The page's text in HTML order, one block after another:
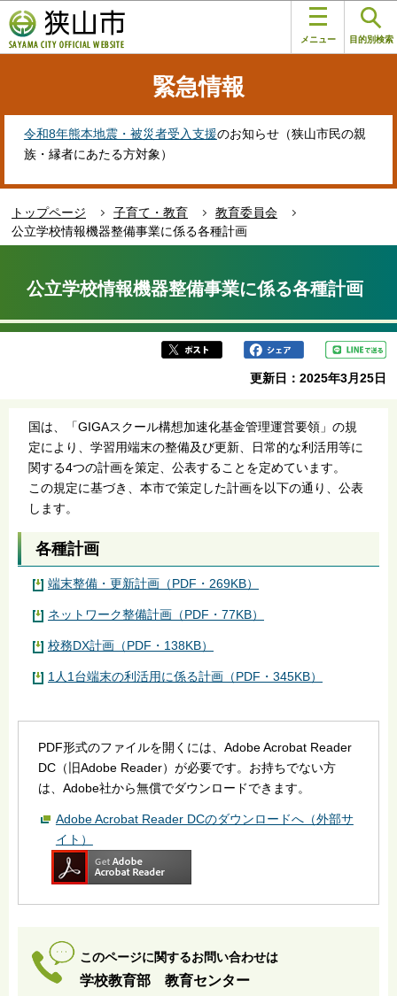
の
ペ
す
メニュー 目的別検索
緊急情報
令和8年熊本地震・被災者受入支援のお知らせ（狭山市民の親
族・縁者にあたる方対象）
トップページ 子育て・教育
教育委員会
公立学校情報機器整備事業に係る各種計画
か
公立学校情報機器整備事業に係る各種計画
更新日：2025年3月25日
国は、「GIGAスクール構想加速化基金管理運営要領」の規
定により、学習用端末の整備及び更新、日常的な利活用等に
関する4つの計画を策定、公表することを定めています。
この規定に基づき、本市で策定した計画を以下の通り、公表
します。
各種計画
端末整備・更新計画（PDF・269KB）
ネットワーク整備計画（PDF・77KB）
校務DX計画（PDF・138KB）
1人1台端末の利活用に係る計画（PDF・345KB）
PDF形式のファイルを開くには、Adobe Acrobat Reader
DC（旧Adobe Reader）が必要です。お持ちでない方
は、Adobe社から無償でダウンロードできます。
Adobe Acrobat Reader DCのダウンロードへ（外部サ
イト）
このページに関するお問い合わせは
学校教育部 教育センター